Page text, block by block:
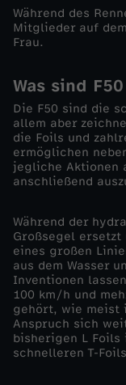
S
d
n
e
y
v
o
m
Während des
Mitglieder auf
Frau.
Was sind
Die F50 sind die
allem aber
die Foils und
ermöglichen
jegliche Aktionen
anschließend
Während der
Großsegel ersetzt
eines großen
aus dem Wasser
Inventionen
100 km/h und
gehört, wie meist
Anspruch sich
bisherigen L Foils
schnelleren T-